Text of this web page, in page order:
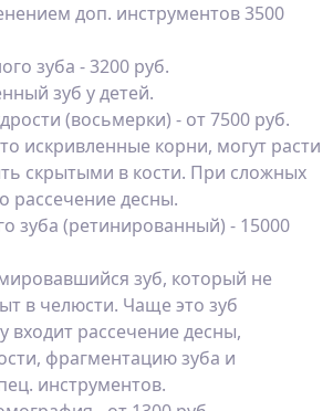
доп. инструментов 3500
зуба - 3200 руб.
зуб у детей.
(восьмерки) - от 7500 руб.
искривленные корни, могут расти
скрытыми в кости. При сложных
рассечение десны.
зуба (ретинированный) - 15000
зуб, который не
в челюсти. Чаще это зуб
входит рассечение десны,
фрагментацию зуба и
инструментов.